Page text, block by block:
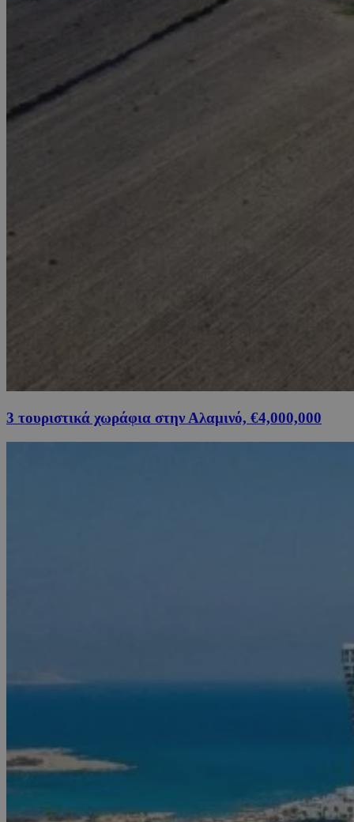
3 τουριστικά χωράφια στην Αλαμινό, €4,000,000